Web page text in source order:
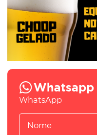
WhatsApp